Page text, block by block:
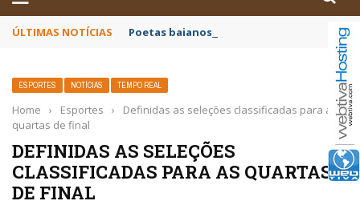
ÚLTIMAS NOTÍCIAS Poetas baianos representam o Brasil no
ESPORTES NOTÍCIAS TEMPO REAL
Home › Esportes ›
Definidas as seleções classificadas para as
quartas de final
DEFINIDAS AS SELEÇÕES
CLASSIFICADAS PARA AS QUARTAS
DE FINAL